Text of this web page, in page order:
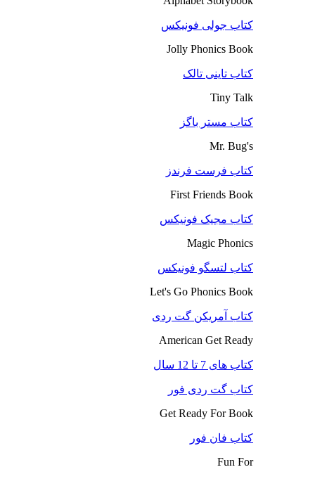
کتاب جولی فونیکس
Jolly Phonics Book
کتاب تاینی تالک
Tiny Talk
کتاب مستر باگز
Mr. Bug's
کتاب فرست فرندز
First Friends Book
کتاب مجیک فونیکس
Magic Phonics
کتاب لتسگو فونیکس
Let's Go Phonics Book
کتاب آمریکن گت ردی
American Get Ready
کتاب های 7 تا 12 سال
کتاب گت ردی فور
Get Ready For Book
کتاب فان فور
Fun For